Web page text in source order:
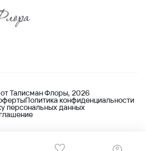
Талисман Флоры, 2026
Политика конфиденциальности
персональных данных